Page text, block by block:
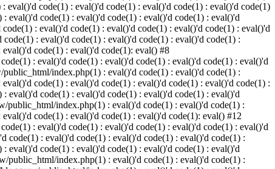
eval()'d code(1) : eval()'d code(1) : eval()'d code(1) : eval()'d code(1)
eval()'d code(1) : eval()'d code(1) : eval()'d code(1) : eval()'d
: eval()'d code(1) : eval()'d code(1) : eval()'d code(1) : eval()'d
: eval()'d code(1) : eval()'d code(1) : eval()'d code(1) :
code(1) : eval()'d code(1): eval() #8
: eval()'d code(1) : eval()'d code(1) : eval()'d code(1) : eval()'d
index.php(1) : eval()'d code(1) : eval()'d code(1) :
code(1) : eval()'d code(1) : eval()'d code(1) : eval()'d code(1) :
eval()'d code(1) : eval()'d code(1) : eval()'d code(1) : eval()'d
public_html/index.php(1) : eval()'d code(1) : eval()'d code(1) :
code(1) : eval()'d code(1) : eval()'d code(1): eval() #12
: eval()'d code(1) : eval()'d code(1) : eval()'d code(1) : eval()'d
code(1) : eval()'d code(1) : eval()'d code(1) : eval()'d code(1) :
eval()'d code(1) : eval()'d code(1) : eval()'d code(1) : eval()'d
public_html/index.php(1) : eval()'d code(1) : eval()'d code(1) :